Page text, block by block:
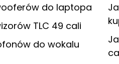
do laptopa
TLC 49 cali
do wokalu